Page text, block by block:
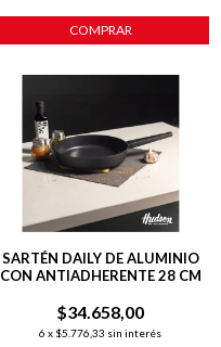
COMPRAR
SARTÉN DAILY DE ALUMINIO
CON ANTIADHERENTE 28 CM
$34.658,00
6 x $5.776,33 sin interés